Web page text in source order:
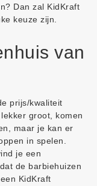
Dan zal KidKraft
keuze zijn.
van
prijs/kwaliteit
groot, komen
maar je kan er
in spelen.
je een
de barbiehuizen
KidKraft